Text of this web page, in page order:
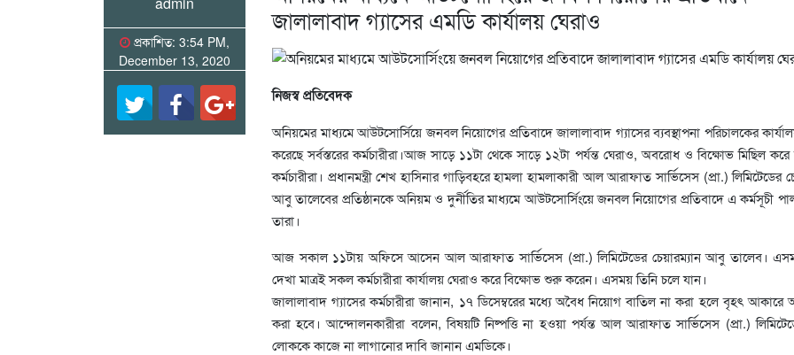
প্রকাশিত: 3:54 PM,
December 13, 2020
জালালাবাদ গ্যাসের এমডি কার্যালয় ঘেরাও
নিজস্ব প্রতিবেদক
অনিয়মের মাধ্যমে আউটসোর্সিয়ে জনবল নিয়োগের প্রতিবাদে জালালাবাদ গ্যাসের ব্যবস্থাপনা পরিচালকের
করেছে সর্বস্তরের কর্মচারীরা।আজ সাড়ে ১১টা থেকে সাড়ে ১২টা পর্যন্ত ঘেরাও, অবরোধ ও বিক্ষোভ মিছিল করে
কর্মচারীরা। প্রধানমন্ত্রী শেখ হাসিনার গাড়িবহরে হামলা হামলাকারী আল আরাফাত সার্ভিসেস (প্রা.) লিমিটেডের
আবু তালেবের প্রতিষ্ঠানকে অনিয়ম ও দুর্নীতির মাধ্যমে আউটসোর্সিংয়ে জনবল নিয়োগের প্রতিবাদে এ কর্মসূচী
তারা।
আজ সকাল ১১টায় অফিসে আসেন আল আরাফাত সার্ভিসেস (প্রা.) লিমিটেডের চেয়ারম্যান আবু তালেব।
দেখা মাত্রই সকল কর্মচারীরা কার্যালয় ঘেরাও করে বিক্ষোভ শুরু করেন। এসময় তিনি চলে যান।
জালালাবাদ গ্যাসের কর্মচারীরা জানান, ১৭ ডিসেম্বরের মধ্যে অবৈধ নিয়োগ বাতিল না করা হলে বৃহৎ
করা হবে। আন্দোলনকারীরা বলেন, বিষয়টি নিষ্পত্তি না হওয়া পর্যন্ত আল আরাফাত সার্ভিসেস (প্রা.)
লোককে কাজে না লাগানোর দাবি জানান এমডিকে।